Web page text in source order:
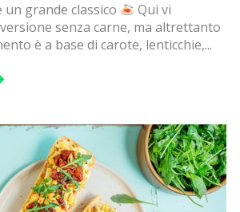
un grande classico
Qui vi
senza carne, ma altrettanto
è a base di carote, lenticchie,...